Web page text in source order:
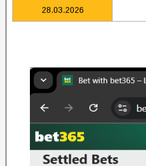
28.03.2026